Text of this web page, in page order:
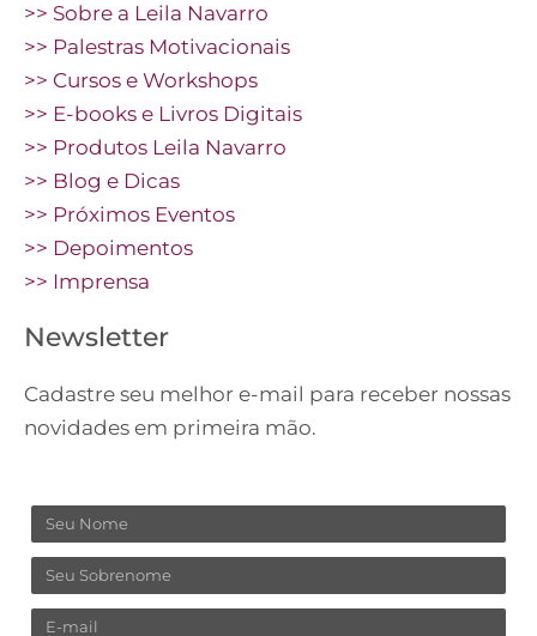
>> Sobre a Leila Navarro
>> Palestras Motivacionais
>> Cursos e Workshops
>> E-books e Livros Digitais
>> Produtos Leila Navarro
>> Blog e Dicas
>> Próximos Eventos
>> Depoimentos
>> Imprensa
Newsletter
Cadastre seu melhor e-mail para receber nossas
novidades em primeira mão.
Nome
Sobrenome
Email